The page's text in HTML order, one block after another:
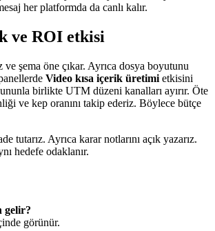
her platformda da canlı kalır.
ve ROI etkisi
ve şema öne çıkar. Ayrıca dosya boyutunu
Video kısa içerik üretimi etkisini
birlikte UTM düzeni kanalları ayırır. Öte
ve kep oranını takip ederiz. Böylece bütçe
tutarız. Ayrıca karar notlarını açık yazarız.
hedefe odaklanır.
gelir?
görünür.